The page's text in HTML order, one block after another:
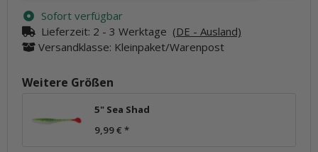
Sofort verfügbar
Lieferzeit: 2 - 3 Werktage (DE - Ausland)
Versandklasse: Kleinpaket/Warenpost
Weitere Größen
5" Sea Shad
9,99 € *